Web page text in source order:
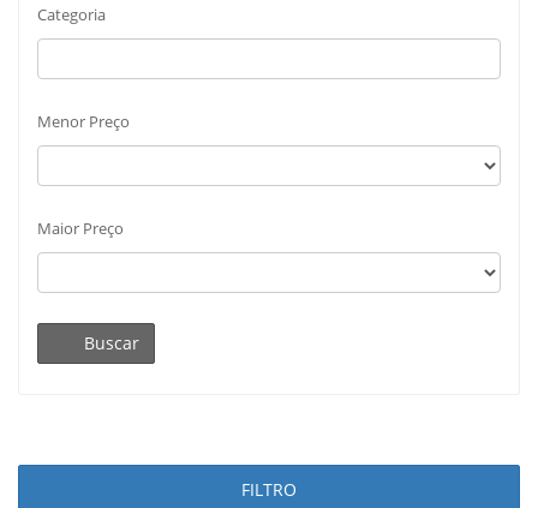
Categoria
Menor Preço
Maior Preço
Buscar
FILTRO